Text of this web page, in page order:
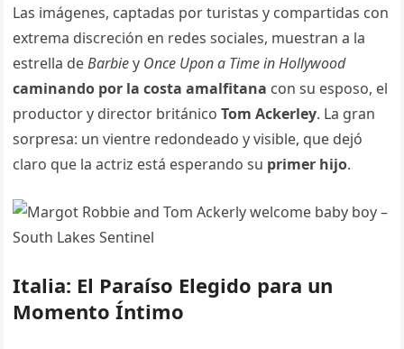
Las imágenes, captadas por turistas y compartidas con
extrema discreción en redes sociales, muestran a la
estrella deBarbiey Once Upon a Time in Hollywood
caminando por la costa amalfitana con su esposo, el
productor y director británicoTom Ackerley. La gran
sorpresa: un vientre redondeado y visible, que dejó
claro que la actriz está esperando su primer hijo.
Italia: El Paraíso Elegido para un
Momento Íntimo